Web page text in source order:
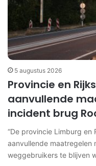
5 augustus 2026
Provincie en
aanvullende
incident brug
“De provincie Limburg
aanvullende maatregelen
weggebruikers te blijven